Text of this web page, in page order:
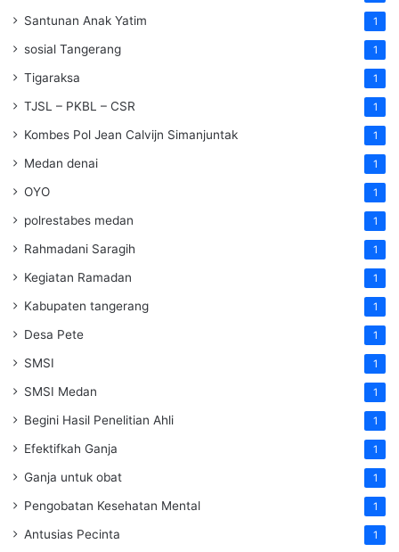
Santunan Anak Yatim 1
sosial Tangerang 1
Tigaraksa 1
TJSL – PKBL – CSR 1
Kombes Pol Jean Calvijn Simanjuntak 1
Medan denai 1
OYO 1
polrestabes medan 1
Rahmadani Saragih 1
Kegiatan Ramadan 1
Kabupaten tangerang 1
Desa Pete 1
SMSI 1
SMSI Medan 1
Begini Hasil Penelitian Ahli 1
Efektifkah Ganja 1
Ganja untuk obat 1
Pengobatan Kesehatan Mental 1
Antusias Pecinta 1